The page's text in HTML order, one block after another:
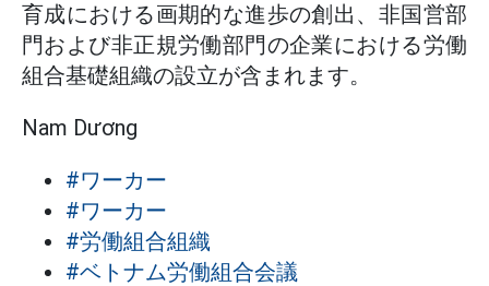
育成における画期的な進歩の創出、非国営部
門および非正規労働部門の企業における労働
組合基礎組織の設立が含まれます。
Nam Dương
#ワーカー
#ワーカー
#労働組合組織
#ベトナム労働組合会議